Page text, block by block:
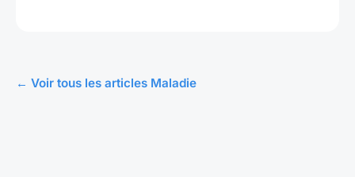
← Voir tous les articles Maladie